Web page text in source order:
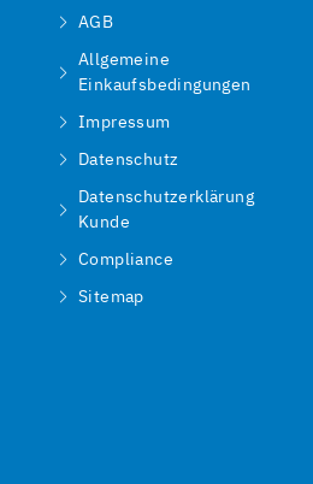
AGB
Allgemeine
Einkaufsbedingungen
Impressum
Datenschutz
Datenschutzerklärung
Kunde
Compliance
Sitemap